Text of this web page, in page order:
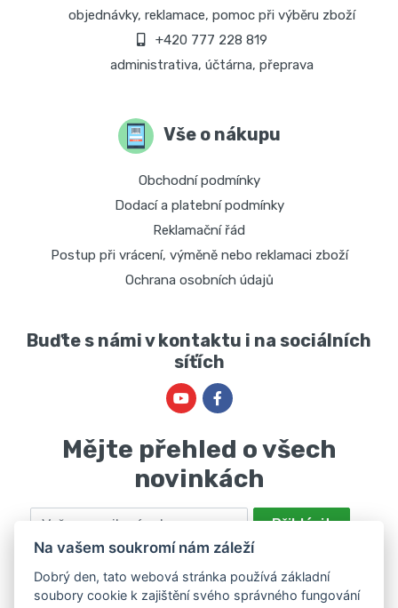
objednávky, reklamace, pomoc při výběru zboží
+420 777 228 819
administrativa, účtárna, přeprava
Vše o nákupu
Obchodní podmínky
Dodací a platební podmínky
Reklamační řád
Postup při vrácení, výměně nebo reklamaci zboží
Ochrana osobních údajů
Buďte s námi v kontaktu i na sociálních
síťích
Mějte přehled o všech
novinkách
Email Přihlásit
Odesláním souhlasíte se zpracováním osobních údajů za účelem
nabízení a zpracování marketingových nabídek společností Marie
Haščáková, IČ: 48488861 se sídlem Bánov 697. Máte právo svůj
Na vašem soukromí nám záleží
Dobrý den, tato webová stránka používá základní
soubory cookie k zajištění svého správného fungování